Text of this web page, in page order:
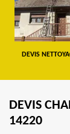
DEVIS
DEVIS
14220